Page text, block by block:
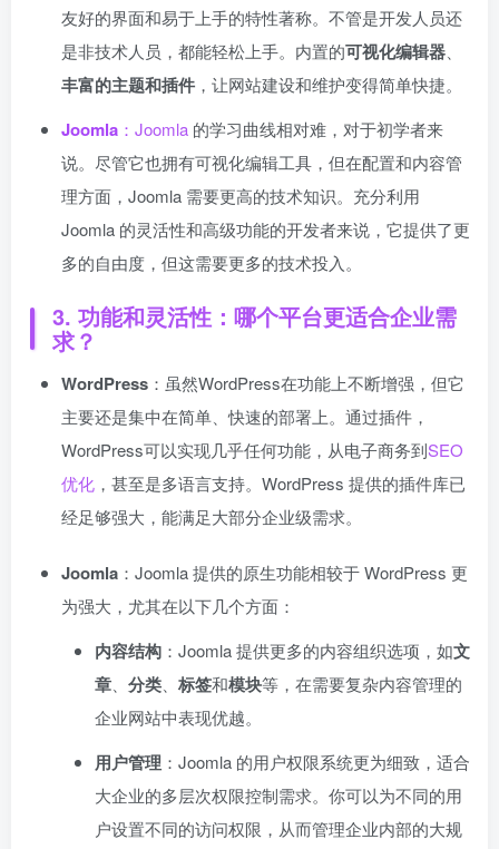
友好的界面和易于上手的特性著称。不管是开发人员还
是非技术人员，都能轻松上手。内置的可视化编辑器
丰富的主题和插件 ，让网站建设和维护变得简单快捷。
Joomla ： Joomla 的学习曲线相对难，对于初学者来
说。尽管它也拥有可视化编辑工具，但在配置和内容管
理方面，Joomla 需要更高的技术知识。充分利用
Joomla 的灵活性和高级功能的开发者来说，它提供了更
多的自由度，但这需要更多的技术投入。
3. 功能和灵活性：哪个平台更适合企业需
求？
WordPress ：虽然WordPress在功能上不断增强，但它
主要还是集中在简单、快速的部署上。通过插件，
WordPress可以实现几乎任何功能，从电子商务到SEO
优化 ，甚至是多语言支持。WordPress 提供的插件库已
经足够强大，能满足大部分企业级需求。
Joomla ：Joomla 提供的原生功能相较于 WordPress 更
为强大，尤其在以下几个方面：
内容结构 ：Joomla 提供更多的内容组织选项，如文
章
分类 标签和模块等，在需要复杂内容管理的
企业网站中表现优越。
用户管理 ：Joomla 的用户权限系统更为细致，适合
大企业的多层次权限控制需求。你可以为不同的用
户设置不同的访问权限，从而管理企业内部的大规